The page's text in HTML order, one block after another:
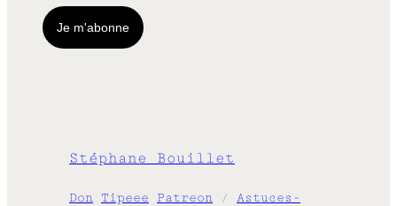
Stéphane Bouillet
Don Tipeee Patreon / Astuces-